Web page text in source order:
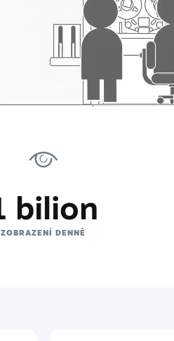
bilion
ZOBRAZENÍ DENNĚ